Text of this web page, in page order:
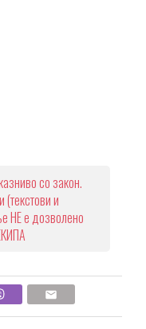
со закон.
и
НЕ е дозволено